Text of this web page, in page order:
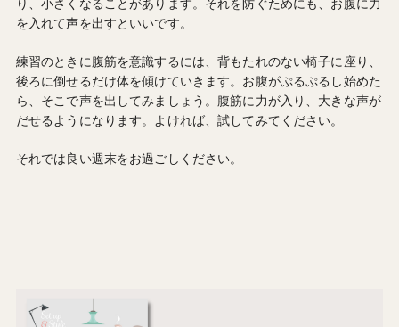
り、小さくなることがあります。それを防ぐためにも、お腹に力
を入れて声を出すといいです。
練習のときに腹筋を意識するには、背もたれのない椅子に座り、
後ろに倒せるだけ体を傾けていきます。お腹がぷるぷるし始めた
ら、そこで声を出してみましょう。腹筋に力が入り、大きな声が
だせるようになります。よければ、試してみてください。
それでは良い週末をお過ごしください。